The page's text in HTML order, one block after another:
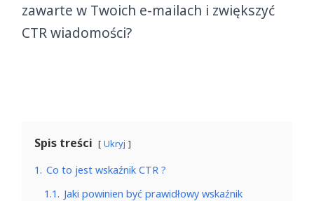
zawarte w Twoich e-mailach i zwiększyć
CTR wiadomości?
Spis treści Ukryj
1. Co to jest wskaźnik CTR ?
1.1. Jaki powinien być prawidłowy wskaźnik